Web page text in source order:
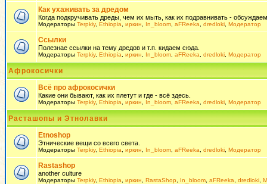
Как ухаживать за дредом
Когда подкручивать дреды, чем их мыть, как их подравнивать - обсуждаем
Модераторы Terpkiy, Ethiopia иркин In_bloom aFReeka dredloki Модератор
Ссылки
Полезнае ссылки на тему дредов и т.п. кидаем сюда.
Модераторы Terpkiy, Ethiopia иркин In_bloom aFReeka dredloki Модератор
Афрокосички
Всё про афрокосички
Какие они бывают, как их плетут и где - всё здесь.
Модераторы Terpkiy, Ethiopia иркин In_bloom aFReeka dredloki Модератор
Расташопы и Этнолавки
Etnoshop
Этнические вещи со всего света.
Модераторы Terpkiy, Ethiopia иркин In_bloom aFReeka dredloki Модератор
Rastashop
another culture
Модераторы Terpkiy, Ethiopia иркин RastaShop In_bloom aFReeka dredloki